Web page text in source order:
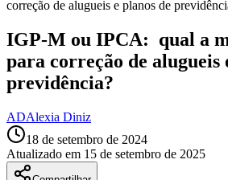
correção de alugueis e planos de
IGP-M ou IPCA: qual a
para correção de alugueis
previdência?
ADAlexia Diniz
18 de setembro de 2024
Atualizado em 15 de setembro de 2025